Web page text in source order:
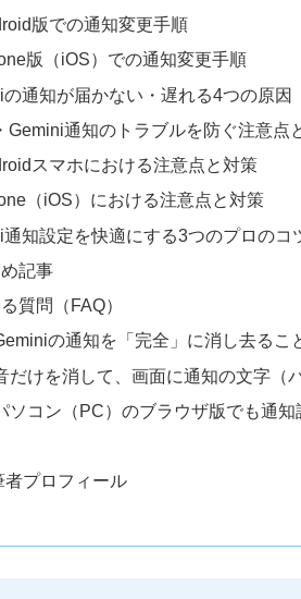
版での通知変更手順
版（iOS）での通知変更手順
の通知が届かない・遅れる4つの原因
Gemini通知のトラブルを防ぐ注意点
スマホにおける注意点と対策
（iOS）における注意点と対策
通知設定を快適にする3つのプロのコ
記事
質問（FAQ）
の通知を「完全」に消し去るこ
だけを消して、画面に通知の文字（
ソコン（PC）のブラウザ版でも通知
者プロフィール